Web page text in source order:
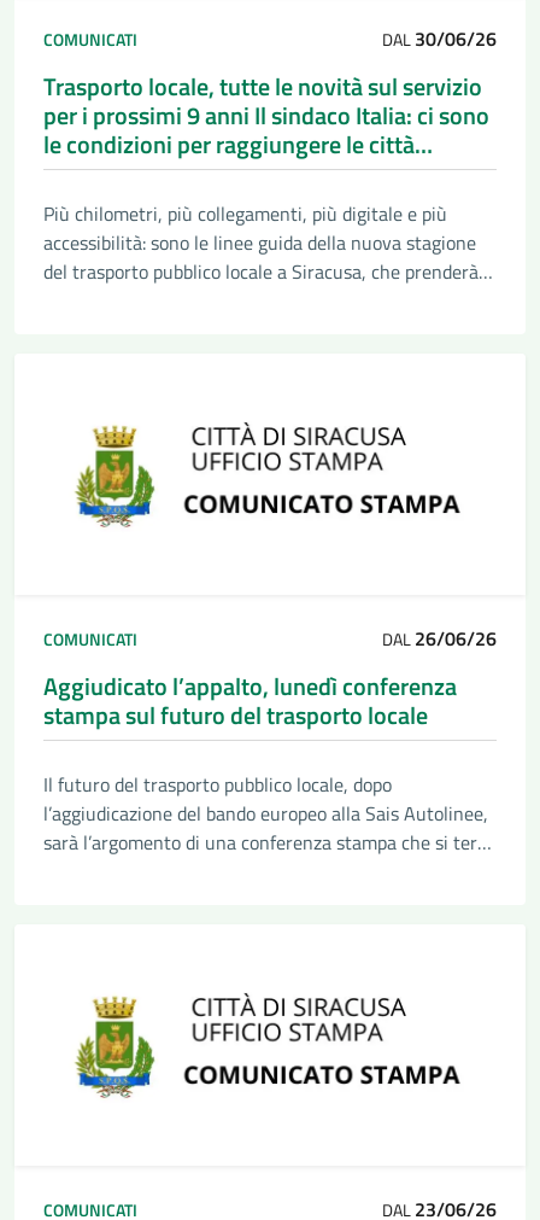
COMUNICATI DAL30/06/26
Trasporto locale, tutte le novità sul servizio
per i prossimi 9 anni Il sindaco Italia: ci sono
le condizioni per raggiungere le città
virtuose
Più chilometri, più collegamenti, più digitale e più
accessibilità: sono le linee guida della nuova stagione
del trasporto pubblico locale a Siracusa, che prenderà il
COMUNICATI DAL26/06/26
Aggiudicato l’appalto, lunedì conferenza
stampa sul futuro del trasporto locale
Il futuro del trasporto pubblico locale, dopo
l’aggiudicazione del bando europeo alla Sais Autolinee,
sarà l’argomento di una conferenza stampa che si terrà
COMUNICATI DAL23/06/26